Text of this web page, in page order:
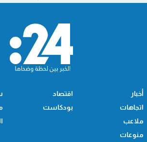
أخبار
اتجاهات
ملاعب
منوعات
اقتصاد
بودكاست